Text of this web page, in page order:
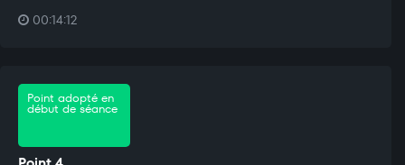
00:14:12
Point adopté en
début de séance